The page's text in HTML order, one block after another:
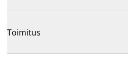
Toimitus